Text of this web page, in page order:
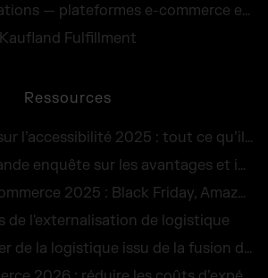
Toutes les intégrations — plateformes e-commerce et services de transport
Kaufland Fulfillment
Ressources
L’Acte européen sur l’accessibilité 2025 : tout ce qu’il faut savoir
Amazon FBA : Grande enquête sur les avantages et inconvénients
Haute saison e-commerce 2025 : Black Friday, Amazon et toutes les dates clés du commerce en ligne
de l'externalisation de logistique
Quivo : un pionnier de la logistique issu de la fusion de 3 entités